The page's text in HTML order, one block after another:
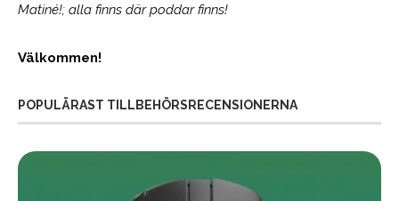
Matiné!; alla finns där poddar finns!
Välkommen!
POPULÄRAST TILLBEHÖRSRECENSIONERNA